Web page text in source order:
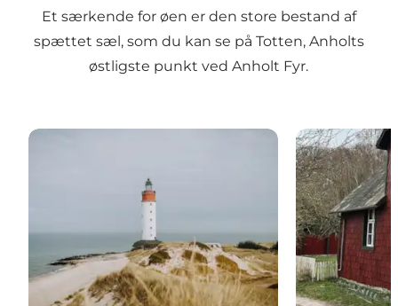
Et særkende for øen er den store bestand af
spættet sæl, som du kan se på Totten, Anholts
østligste punkt ved Anholt Fyr.
Anholt Fyr – historisk vartegn på AnholtAnholt